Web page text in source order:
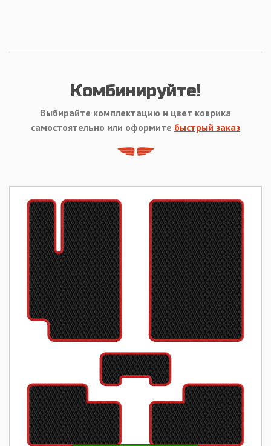
Комбинируйте!
Выбирайте комплектацию и цвет коврика
самостоятельно или оформите быстрый заказ